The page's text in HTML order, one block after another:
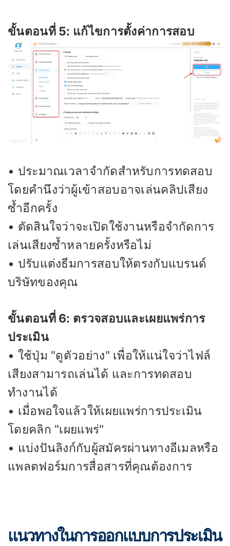
ขั้นตอนที่ 5: แก้ไขการตั้งค่าการสอบ
• ประมาณเวลาจำกัดสำหรับการทดสอบ
โดยคำนึงว่าผู้เข้าสอบอาจเล่นคลิปเสียง
ซ้ำอีกครั้ง
• ตัดสินใจว่าจะเปิดใช้งานหรือจำกัดการ
เล่นเสียงซ้ำหลายครั้งหรือไม่
• ปรับแต่งธีมการสอบให้ตรงกับแบรนด์
บริษัทของคุณ
ขั้นตอนที่ 6: ตรวจสอบและเผยแพร่การ
ประเมิน
• ใช้ปุ่ม "ดูตัวอย่าง" เพื่อให้แน่ใจว่าไฟล์
เสียงสามารถเล่นได้ และการทดสอบ
ทำงานได้
• เมื่อพอใจแล้วให้เผยแพร่การประเมิน
โดยคลิก "เผยแพร่"
• แบ่งปันลิงก์กับผู้สมัครผ่านทางอีเมลหรือ
แพลตฟอร์มการสื่อสารที่คุณต้องการ
แนวทางในการออกแบบการประเมิน